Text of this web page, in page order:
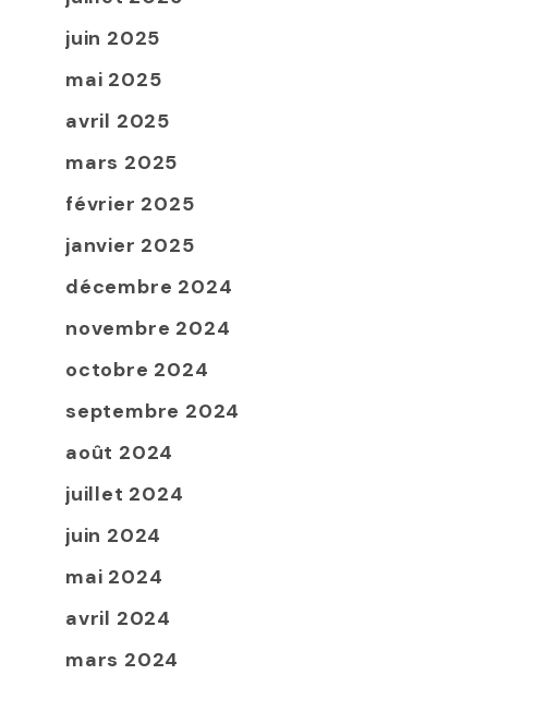
juin 2025
mai 2025
avril 2025
mars 2025
février 2025
janvier 2025
décembre 2024
novembre 2024
octobre 2024
septembre 2024
août 2024
juillet 2024
juin 2024
mai 2024
avril 2024
mars 2024